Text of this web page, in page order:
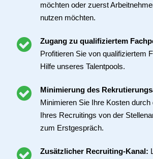
möchten oder zuerst
nutzen möchten.
Zugang zu qualifiziertem
Profitieren Sie von qualifiziertem
Hilfe unseres Talentpools.
Minimierung des
Minimieren Sie Ihre Kosten
Ihres Recruitings von der
zum Erstgespräch.
Zusätzlicher Recruiting-Kanal: